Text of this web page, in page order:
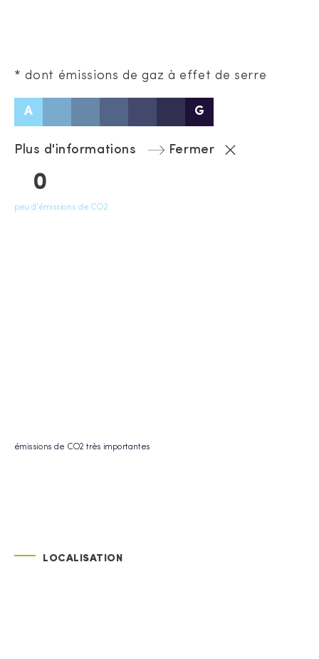
* dont émissions de gaz à effet de serre
A G
Plus d'informations Fermer
peu d'émissions de CO2
émissions de CO2 très importantes
0
LOCALISATION